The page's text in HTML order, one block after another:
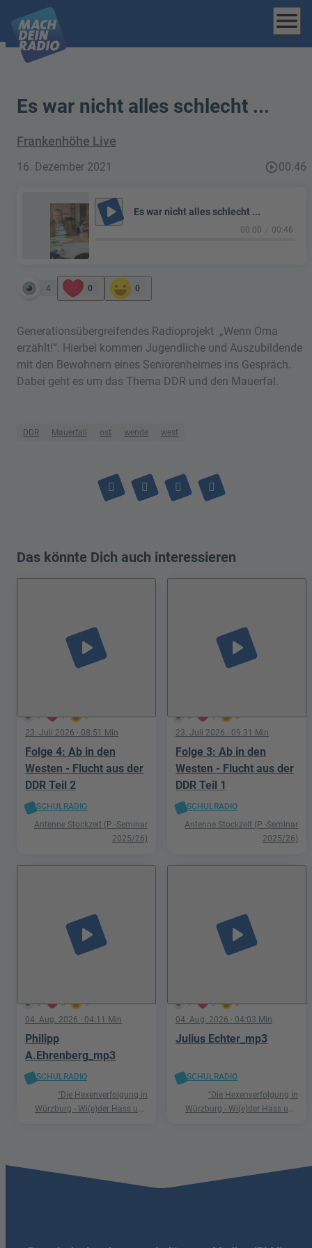
menu
Es war nicht alles schlecht ...
Frankenhöhe Live
16. Dezember 2021 play_circle_outline00:46
play_arrow Es war nicht alles schlecht ...
00:00 00:46
4 0 0
Generationsübergreifendes Radioprojekt „Wenn Oma
erzählt!“. Hierbei kommen Jugendliche und Auszubildende
mit den Bewohnern eines Seniorenheimes ins Gespräch.
Dabei geht es um das Thema DDR und den Mauerfal.
DDR Mauerfall ost wende west
Das könnte Dich auch interessieren
1 1 0
play_arrow
23. Juli 2026 · 08:51 Min
Folge 4: Ab in den
Westen - Flucht aus der
DDR Teil 2
SCHULRADIO
Antenne Stockzeit (P -Seminar
2025/26)
0 1 0
play_arrow
23. Juli 2026 · 09:31 Min
Folge 3: Ab in den
Westen - Flucht aus der
DDR Teil 1
SCHULRADIO
Antenne Stockzeit (P -Seminar
2025/26)
0 0 0
play_arrow
04. Aug. 2026 · 04:11 Min
Philipp
A.Ehrenberg_mp3
SCHULRADIO
"Die Hexenverfolgung in
Würzburg - Wi(e)der Hass und
1 0 0
play_arrow
04. Aug. 2026 · 04:03 Min
Julius Echter_mp3
SCHULRADIO
"Die Hexenverfolgung in
Würzburg - Wi(e)der Hass und